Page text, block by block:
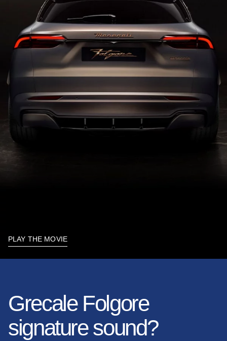
PLAY THE MOVIE
Grecale Folgore
signature sound?